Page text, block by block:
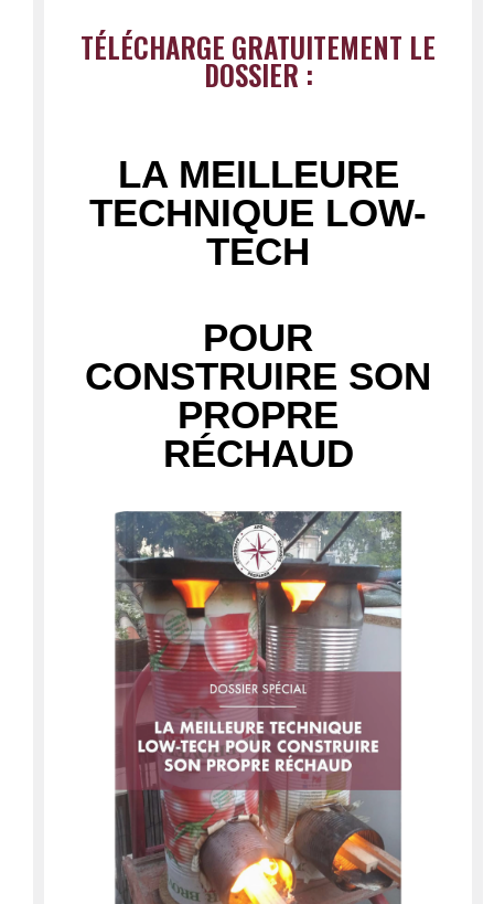
TÉLÉCHARGE GRATUITEMENT LE
DOSSIER :
LA MEILLEURE
TECHNIQUE LOW-
TECH
POUR
CONSTRUIRE SON
PROPRE
RÉCHAUD